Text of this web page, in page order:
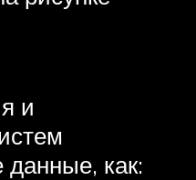
и
данные, как: